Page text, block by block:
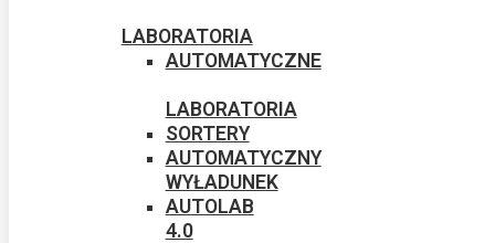
LABORATORIA
AUTOMATYCZNE
LABORATORIA
SORTERY
AUTOMATYCZNY
WYŁADUNEK​
AUTOLAB
4.0